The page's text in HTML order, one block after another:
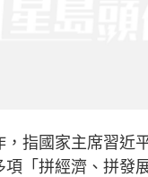
指國家主席習近
「拼經濟、拼發